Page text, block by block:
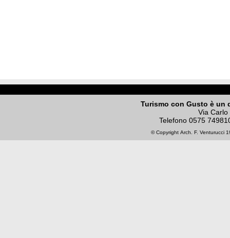
Turismo con Gusto è un
Via
Telefono 0575
© Copyright Arch. F. Venturucci